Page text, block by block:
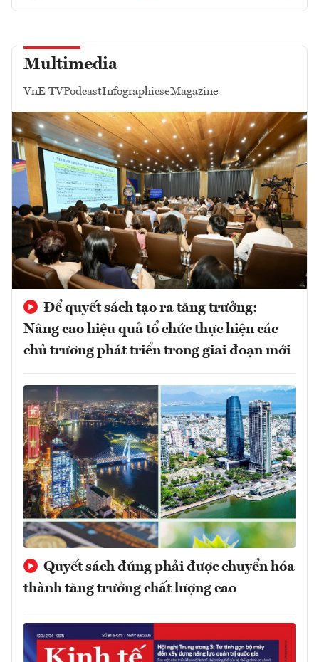
Multimedia
VnE TVPodcastInfographicseMagazine
Để quyết sách tạo ra tăng trưởng:
Nâng cao hiệu quả tổ chức thực hiện các
chủ trương phát triển trong giai đoạn mới
Quyết sách đúng phải được chuyển hóa
thành tăng trưởng chất lượng cao